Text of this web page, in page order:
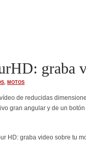
graba
, MOTOS
de reducidas
gran angular y de un